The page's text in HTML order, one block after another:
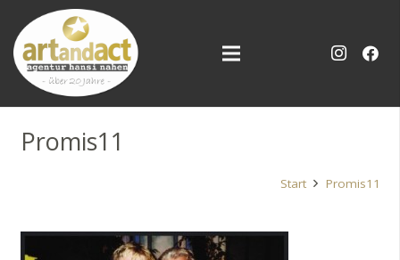
Promis11
Start Promis11